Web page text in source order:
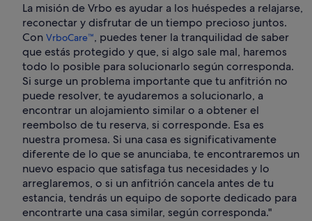
La misión de Vrbo es ayudar a los huéspedes a relajarse,
reconectar y disfrutar de un tiempo precioso juntos.
Con VrboCare™, puedes tener la tranquilidad de saber
que estás protegido y que, si algo sale mal, haremos
todo lo posible para solucionarlo según corresponda.
Si surge un problema importante que tu anfitrión no
puede resolver, te ayudaremos a solucionarlo, a
encontrar un alojamiento similar o a obtener el
reembolso de tu reserva, si corresponde. Esa es
nuestra promesa. Si una casa es significativamente
diferente de lo que se anunciaba, te encontraremos un
nuevo espacio que satisfaga tus necesidades y lo
arreglaremos, o si un anfitrión cancela antes de tu
estancia, tendrás un equipo de soporte dedicado para
encontrarte una casa similar, según corresponda."